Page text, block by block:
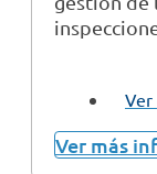
Ver
Ver más